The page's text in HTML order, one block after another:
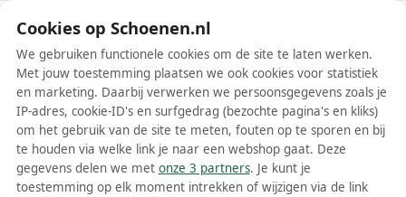
Schoenen.nl
Wis filters Alle filters
Calvin Klein damesschoenen
Cookies op Schoenen.nl
We gebruiken functionele cookies om de site te laten werken.
Met jouw toestemming plaatsen we ook cookies voor statistiek
en marketing. Daarbij verwerken we persoonsgegevens zoals je
IP-adres, cookie-ID's en surfgedrag (bezochte pagina's en kliks)
om het gebruik van de site te meten, fouten op te sporen en bij
te houden via welke link je naar een webshop gaat. Deze
gegevens delen we met onze 3 partners. Je kunt je
toestemming op elk moment intrekken of wijzigen via de link